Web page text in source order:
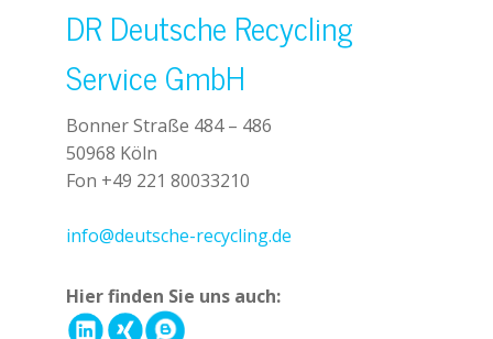
DR Deutsche Recycling
Service GmbH
Bonner Straße 484 – 486
50968 Köln
Fon +49 221 80033210
info@deutsche-recycling.de
Hier finden Sie uns auch: